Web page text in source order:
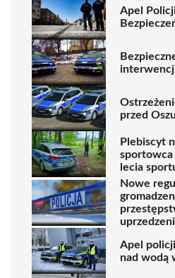
Apel
przed
Plebiscyt
sportowca
lecia
Nowe
Apel
nad wodą